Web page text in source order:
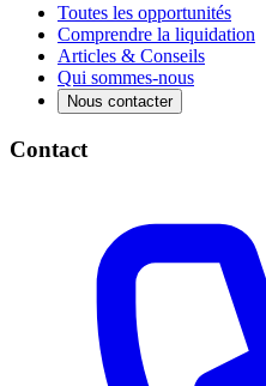
Toutes les opportunités
Comprendre la liquidation
Articles & Conseils
Qui sommes-nous
Nous contacter
Contact